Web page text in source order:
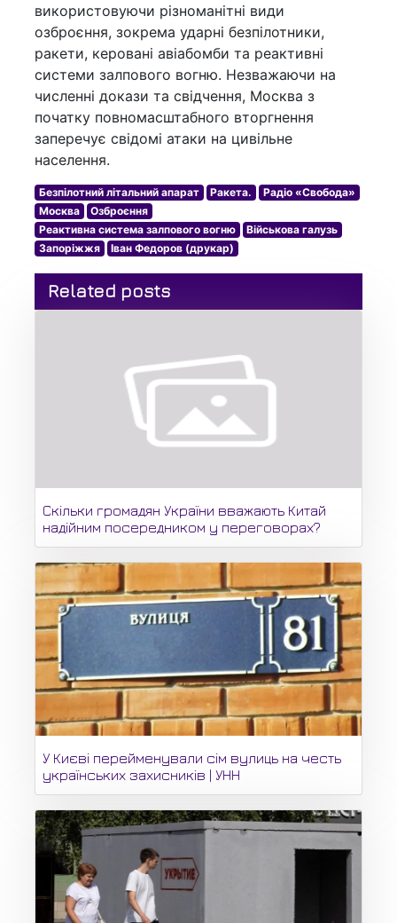
використовуючи різноманітні види
озброєння, зокрема ударні безпілотники,
ракети, керовані авіабомби та реактивні
системи залпового вогню. Незважаючи на
численні докази та свідчення, Москва з
початку повномасштабного вторгнення
заперечує свідомі атаки на цивільне
населення.
Безпілотний літальний апарат Ракета.
Радіо «Свобода»
Москва
Озброєння
Реактивна система залпового вогню
Військова галузь
Запоріжжя
Іван Федоров (друкар)
Related posts
Скільки громадян України вважають Китай
надійним посередником у переговорах?
У Києві перейменували сім вулиць на честь
українських захисників | УНН